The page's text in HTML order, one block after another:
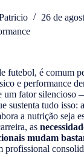
26 de
futebol, é comum
e performance
um fator silencioso
sustenta tudo isso: a
a nutrição seja
as
mudam
profissional